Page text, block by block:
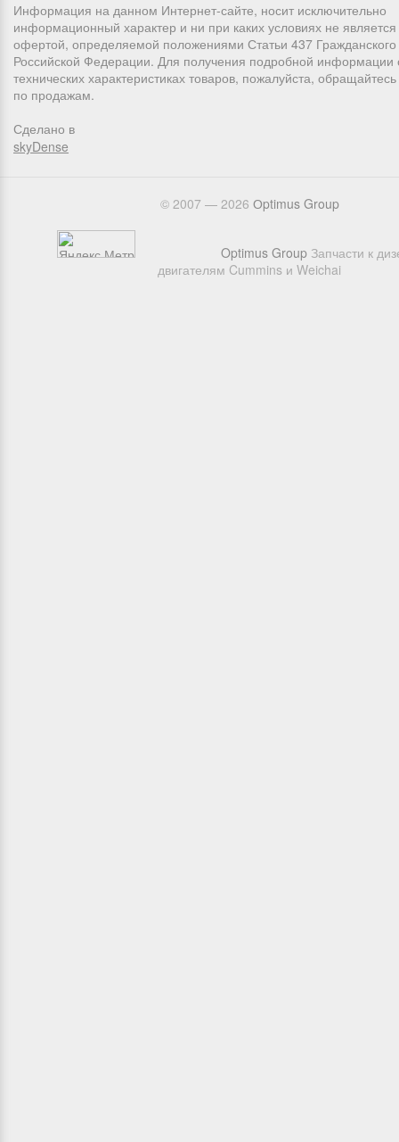
Информация на данном Интернет-сайте, носит исключительно
информационный характер и ни при каких условиях не
офертой, определяемой положениями Статьи 437 Гражданского
Российской Федерации. Для получения подробной информации
технических характеристиках товаров, пожалуйста,
по продажам.
Сделано в
skyDense
© 2007 — 2026 Оptimus Group
Optimus Group Запчасти к
двигателям Cummins и Weichai